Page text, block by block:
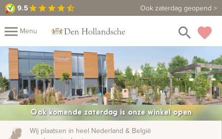
9.5star star star star star_half Ook zaterdag geopend >
9.5 Maak een vrijblijvende afspraak
menu Menu favorite
Mijn
Fotomap
search
close
Assortiment
Fotoboek
Informatie
Prijzen
Over
ons
Winkels Contact
Ook komende zaterdag is onze winkel open
Wij plaatsen in heel Nederland & België